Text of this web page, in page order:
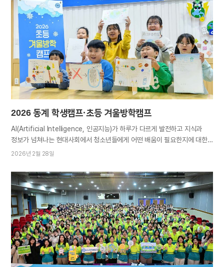
준비한 떡볶이, 꼬치어묵, 핫도그 등 여러 간식이 학생들의 속을 든든하게
채워주었다. 본관 2층에서는 다양한 부대 행사가 시선을 사로잡았다.
학생들은 ISBA(International Student Bible Academy, 국제 학생 성경
아카데미), 아세즈 스타(ASEZ STAR, 하나님의교회 학생봉사단)의 활동을
담은 전시 패널을 보며 지난 활동을 되짚어 보고 포토존에서 사진을 찍으며
추억을 남기기도 했다. 1부 예배에서 어머니께서는 학교 공부와 성경
공부에…
2026 동계 학생캠프·초등 겨울방학캠프
AI(Artificial Intelligence, 인공지능)가 하루가 다르게 발전하고 지식과
정보가 넘쳐나는 현대사회에서 청소년들에게 어떤 배움이 필요한지에 대한
고민도 깊어지고 있다. 배려와 협력, 환경의식과 이타심 등을 함양하는 것은
초중고교생의 바른 인성 확립을 돕는 하나님의 교회 ‘2026 동계 학생캠프·
초등 겨울방학캠프’가 1월 초부터 2월 말까지 진행됐다. 한국을 비롯해 미국,
아르헨티나, 말레이시아 등 각국 당회별로 1~2주간 열린 이번 캠프에서
학생들은 또래와 어울리며 의미 있는 방학을 보냈다. 차곡차곡 쌓이는 바른
마음가짐_학생캠프 이번 캠프에서 학생들은 진리 특강과 인성 교육 등 성경
말씀을 바탕으로 한 프로그램을 통해 하나님의 선한 가르침을 몸소 익히고
스스로를 돌아봤다. 교육은 습관과 언어 예절 등 청소년기 학생들에게
실질적으로 필요한 주제로 구성됐다. ISBA(International Student Bible
Academy, 국제 학생 성경 아카데미) 리더를 대상으로 한 총회장 김주철
2026년 2월 28일